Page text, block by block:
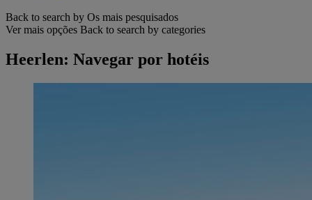
Back to search by Os mais pesquisados
Ver mais opções Back to search by categories
Heerlen: Navegar por hotéis